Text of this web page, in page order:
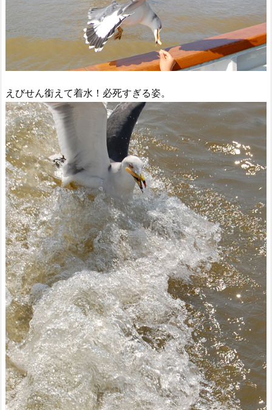
えびせん銜えて着水！必死すぎる姿。